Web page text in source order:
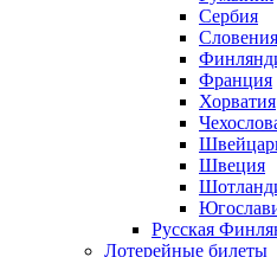
Сербия
Словения
Франция
Хорватия
Швеция
Русская
Лотерейные билеты